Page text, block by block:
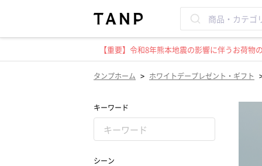
【重要】令和8年熊本地震の影響に伴うお荷
タンプホーム > ホワイトデープレゼント・ギフト
キーワード
シーン